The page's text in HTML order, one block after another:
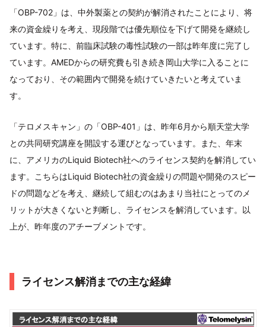
「OBP-702」は、中外製薬との契約が解消されたことにより、将
来の資金繰りを考え、現段階では優先順位を下げて開発を継続し
ています。特に、前臨床試験の毒性試験の一部は昨年度に完了し
ています。AMEDからの研究費も引き続き岡山大学に入ることに
なっており、その範囲内で開発を続けていきたいと考えていま
す。
「テロメスキャン」の「OBP-401」は、昨年6月から順天堂大学
との共同研究講座を開設する運びとなっています。また、年末
に、アメリカのLiquid Biotech社へのライセンス契約を解消してい
ます。こちらはLiquid Biotech社の資金繰りの問題や開発のスピー
ドの問題などを考え、継続して組むのはあまり当社にとってのメ
リットが大きくないと判断し、ライセンスを解消しています。以
上が、昨年度のアチーブメントです。
ライセンス解消までの主な経緯